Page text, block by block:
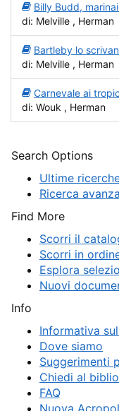
Billy Budd,
di: Melville , Herman
Bartleby lo
di: Melville , Herman
Carnevale ai
di: Wouk , Herman
Search Options
Ultime
Ricerca
Find More
Scorri il
Scorri in
Esplora
Nuovi
Info
Informativa
Dove siamo
Suggerimenti
Chiedi al
FAQ